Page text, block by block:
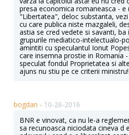
presa economica romaneasca - e
"Libertatea", deloc substanta,
cu care publica niste mazgaleli,
astia se cred vedete si savanti,
grupurile mediatico-intelectualo-
amintiti cu speculantul Ionut
care insemna prostie in Romania
speculat fondul Proprietatea si
ajuns nu stiu pe ce criterii
bogdan - 10-26-2016
BNR e vinovat, ca nu le-a
sa recunoasca niciodata cineva d